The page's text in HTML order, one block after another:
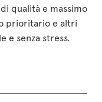
qualità e massimo
prioritario e altri
e senza stress.